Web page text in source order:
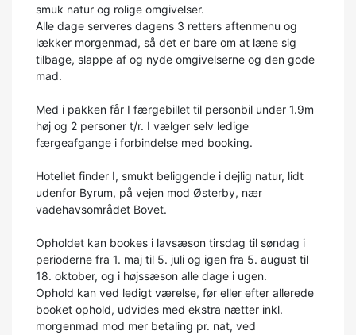
smuk natur og rolige omgivelser.
Alle dage serveres dagens 3 retters aftenmenu og
lækker morgenmad, så det er bare om at læne sig
tilbage, slappe af og nyde omgivelserne og den gode
mad.
Med i pakken får I færgebillet til personbil under 1.9m
høj og 2 personer t/r. I vælger selv ledige
færgeafgange i forbindelse med booking.
Hotellet finder I, smukt beliggende i dejlig natur, lidt
udenfor Byrum, på vejen mod Østerby, nær
vadehavsområdet Bovet.
Opholdet kan bookes i lavsæson tirsdag til søndag i
perioderne fra 1. maj til 5. juli og igen fra 5. august til
18. oktober, og i højssæson alle dage i ugen.
Ophold kan ved ledigt værelse, før eller efter allerede
booket ophold, udvides med ekstra nætter inkl.
morgenmad mod mer betaling pr. nat, ved